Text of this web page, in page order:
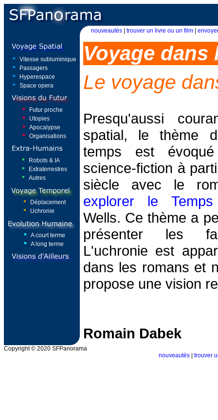
nouveautés trouver un livre ou un film
Vitesse subluminique
Passagers
Hyperespace
Space opera
Futur proche
Utopies
Apocalypse
Organisations
Robots & IA
Extraterrestres
Autres
Déplacement
Uchronie
A court terme
A long terme
Voyage dans
Le voyage
Presqu'aussi
spatial, le thème
temps est
science-fiction à
siècle avec le
explorer le Temps
Wells. Ce thème a
présenter les
L'uchronie est
dans les romans et
propose une vision
Romain Dabek
Copyright © 2020 SFPanorama
nouveautés
trouver